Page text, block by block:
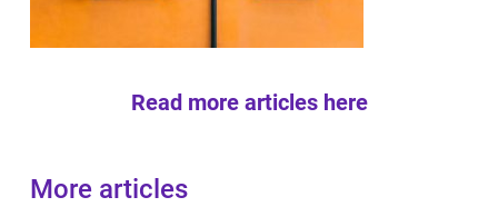
Read more articles here
More articles